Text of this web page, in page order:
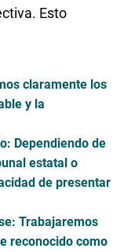
Esto
claramente los
y la
: Dependiendo de
estatal o
de presentar
: Trabajaremos
reconocido como